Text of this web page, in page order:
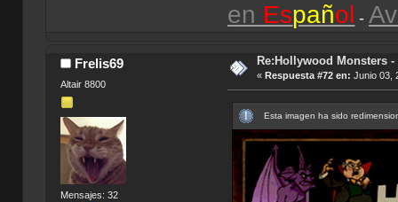
en Español -
Frelis69
Altair 8800
Mensajes: 32
Re:Hollywood Monsters
« Respuesta #72 en: Junio 03,
Esta imagen ha sido